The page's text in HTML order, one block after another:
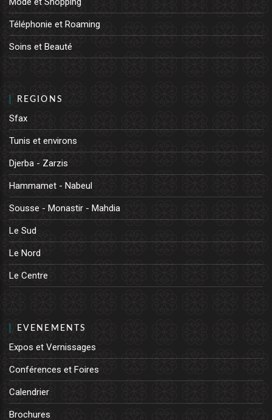
Téléphonie et Roaming
Soins et Beauté
REGIONS
Sfax
Tunis et environs
Djerba - Zarzis
Hammamet - Nabeul
Sousse - Monastir - Mahdia
Le Sud
Le Nord
Le Centre
EVENEMENTS
Expos et Vernissages
Conférences et Foires
Calendrier
Brochures